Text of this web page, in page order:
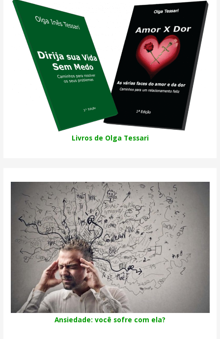
Livros de Olga Tessari
Ansiedade: você sofre com ela?